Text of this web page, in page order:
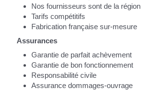
Nos fournisseurs sont de la région
Tarifs compétitifs
Fabrication française sur-mesure
Assurances
Garantie de parfait achèvement
Garantie de bon fonctionnement
Responsabilité civile
Assurance dommages-ouvrage